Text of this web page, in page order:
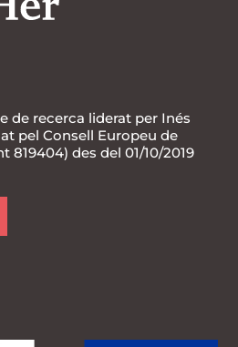
de recerca liderat per Inés
pel Consell Europeu de
819404) des del 01/10/2019